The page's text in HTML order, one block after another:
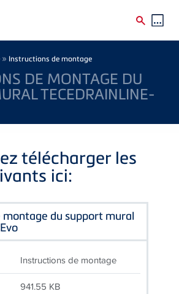
» Instructions de montage
DE MONTAGE DU
TECEDRAINLINE-
télécharger les
ici:
du support mural
Instructions de montage
941.55 KB